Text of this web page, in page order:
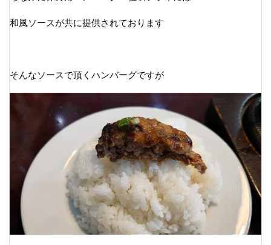
和風ソースが共に提供されております
そんなソースで頂くハンバーグですが